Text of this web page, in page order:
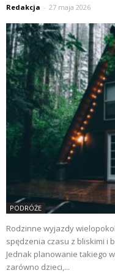
Redakcja - 27 maja 2026
PODRÓŻE
Rodzinne wyjazdy
spędzenia czasu z bliskimi i
Jednak planowanie takiego
zarówno dzieci,...